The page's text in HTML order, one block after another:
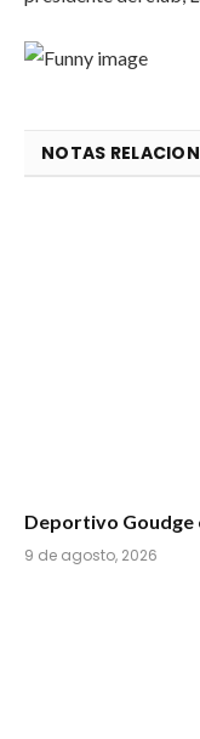
NOTAS
Deportivo Goudge
9 de agosto, 2026